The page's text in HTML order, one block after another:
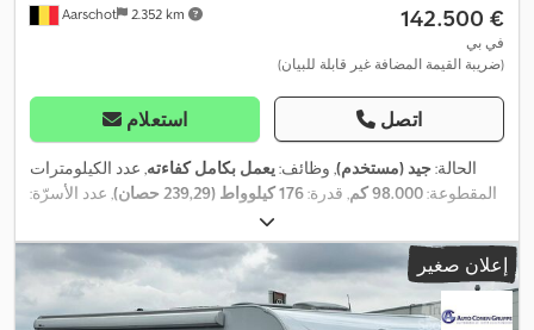
Aarschot 2.352 km ‏142.500 €
في بي
(ضريبة القيمة المضافة غير قابلة للبيان)
استعلام اتصل
الحالة:جيد (مستخدم), وظائف:يعمل بكامل كفاءته, عدد الكيلومترات
المقطوعة:98.000 كم , قدرة:176 كيلوواط (239,29 حصان)
, عدد الأسرّة:
, نوع الوقود:ديزل
التسجيل الأول:04/2009 , مصنع الشاسيه:Man , طراز الهيكل:Tgl 8,
الطول الكلي:900 مم , الارتفاع الكلي:360 مم , الوزن الإجمالي:8.800
كجم, عدد الملاك السابقين: , سنة الصنع: , عدد الحجرات:
, معدات:
أضواء الضباب, برنامج الثبات الإلكتروني (ESP), تكييف الهواء, حمام, دش,
إعلان صغير